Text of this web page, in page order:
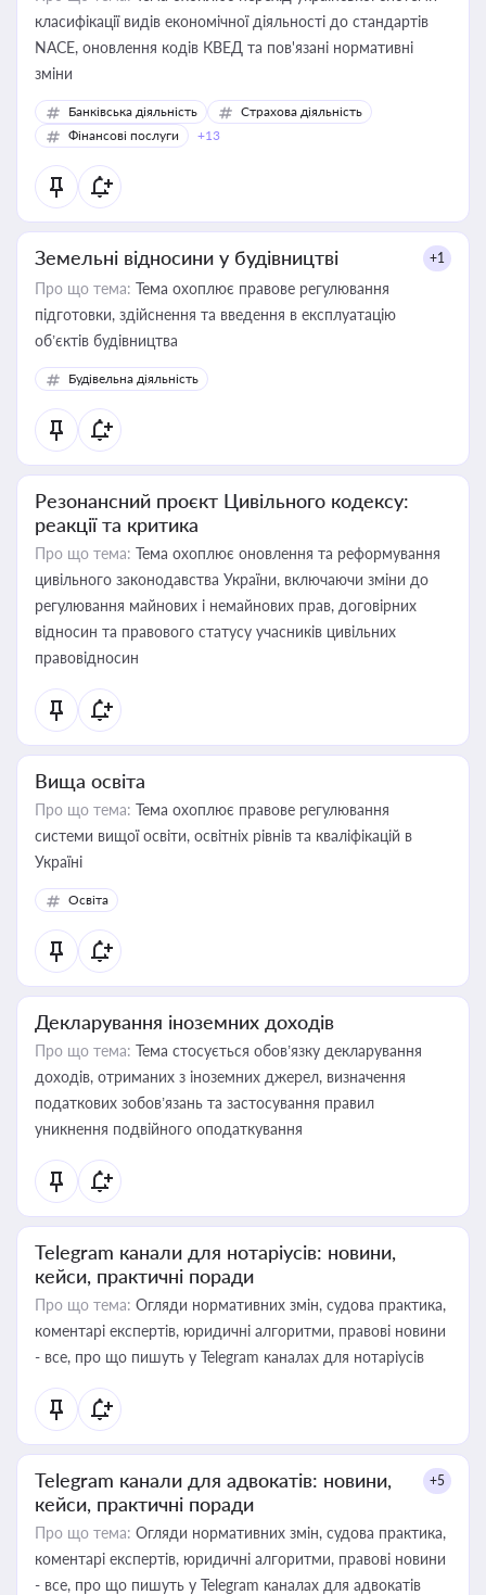
класифікації видів економічної діяльності до стандартів
NACE, оновлення кодів КВЕД та пов'язані нормативні
зміни
Банківська діяльність
Страхова діяльність
Фінансові послуги
+13
Земельні відносини у будівництві +1
Про що тема: Тема охоплює правове регулювання
підготовки, здійснення та введення в експлуатацію
об’єктів будівництва
Будівельна діяльність
Резонансний проєкт Цивільного кодексу:
реакції та критика
Про що тема: Тема охоплює оновлення та реформування
цивільного законодавства України, включаючи зміни до
регулювання майнових і немайнових прав, договірних
відносин та правового статусу учасників цивільних
правовідносин
Вища освіта
Про що тема: Тема охоплює правове регулювання
системи вищої освіти, освітніх рівнів та кваліфікацій в
Україні
Освіта
Декларування іноземних доходів
Про що тема: Тема стосується обов’язку декларування
доходів, отриманих з іноземних джерел, визначення
податкових зобов’язань та застосування правил
уникнення подвійного оподаткування
Telegram канали для нотаріусів: новини,
кейси, практичні поради
Про що тема: Огляди нормативних змін, судова практика,
коментарі експертів, юридичні алгоритми, правові новини
- все, про що пишуть у Telegram каналах для нотаріусів
Telegram канали для адвокатів: новини,
кейси, практичні поради
+5
Про що тема: Огляди нормативних змін, судова практика,
коментарі експертів, юридичні алгоритми, правові новини
- все, про що пишуть у Telegram каналах для адвокатів